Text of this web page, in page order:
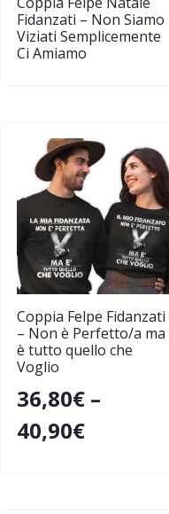
Fidanzati – Non Siamo
Viziati Semplicemente
Ci Amiamo
Coppia Felpe Fidanzati
– Non è Perfetto/a ma
è tutto quello che
Voglio
36,80€ –
40,90€